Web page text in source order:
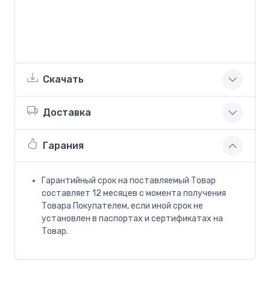
Скачать
Доставка
Гарания
Гарантийный срок на поставляемый Товар
составляет 12 месяцев с момента получения
Товара Покупателем, если иной срок не
установлен в паспортах и сертификатах на
Товар.